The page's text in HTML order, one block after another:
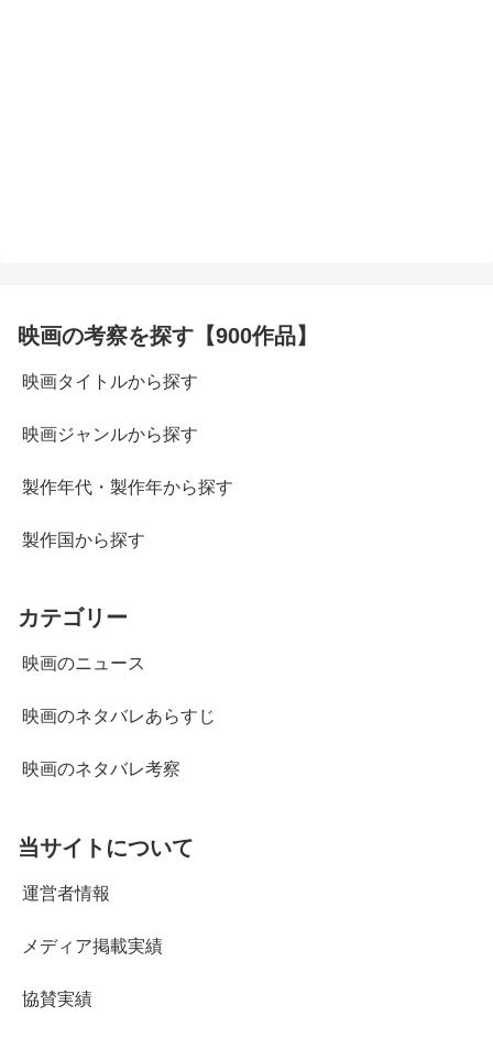
映画の考察を探す【900作品】
映画タイトルから探す
映画ジャンルから探す
製作年代・製作年から探す
製作国から探す
カテゴリー
映画のニュース
映画のネタバレあらすじ
映画のネタバレ考察
当サイトについて
運営者情報
メディア掲載実績
協賛実績